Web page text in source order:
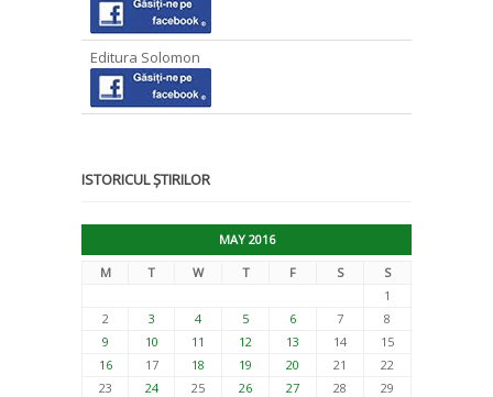
Editura Solomon
ISTORICUL ȘTIRILOR
MAY 2016
M
T W T F S
S
1
2
3 4 5 6 7
8
9
10 11 12 13 14
15
16
17 18 19 20 21
22
23
24 25 26 27 28
29